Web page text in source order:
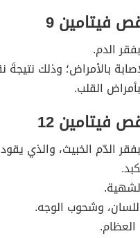
فيتامين 9
الدم.
بالأمراض؛ وذلك
القلب.
فيتامين 12
الدّم الخبيث، والذي
وشحوب الوجه.